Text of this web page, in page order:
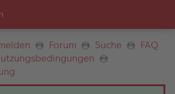
Forum Suche
FAQ